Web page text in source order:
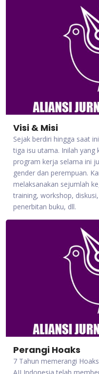
Visi & Misi
Sejak berdiri hingga saat
tiga isu utama. Inilah yang
program kerja selama ini
gender dan perempuan.
melaksanakan sejumlah
training, workshop,
penerbitan buku, dll.
Perangi Hoaks
7 Tahun memerangi
AJI Indonesia telah